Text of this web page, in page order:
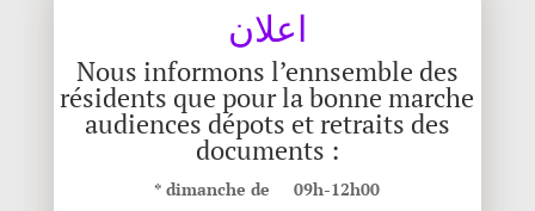
اعلان
Nous informons l’ennsemble des
résidents que pour la bonne marche
audiences dépots et retraits des
documents :
* dimanche de 09h-12h00